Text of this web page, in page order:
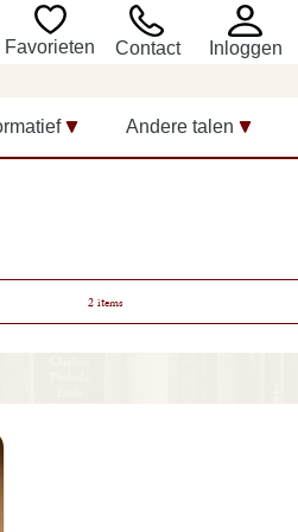
Favorieten Contact Inloggen
Andere talen
2 items